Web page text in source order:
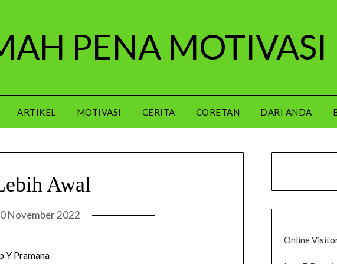
PENA MOTIVASI
ARTIKEL MOTIVASI CERITA CORETAN DARI ANDA
Awal
November 2022
Y Pramana
Online